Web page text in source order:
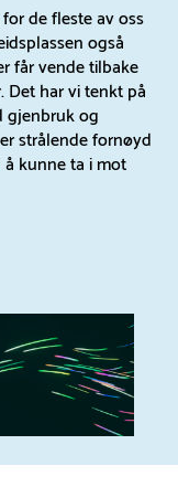
de fleste av oss
også
får vende tilbake
Det har vi tenkt på
gjenbruk og
strålende fornøyd
kunne ta i mot